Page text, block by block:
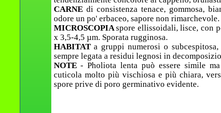
CARNE di consistenza tenace, gommosa,
odore un po' erbaceo, sapore non rimarchevole.
MICROSCOPIAspore ellissoidali, lisce, con
x 3,5-4,5 µm. Sporata rugginosa.
HABITATa gruppi numerosi o
sempre legata a residui legnosi in
NOTE- Pholiota lenta può essere simile
cuticola molto più vischiosa e più chiara,
spore prive di poro germinativo evidente.